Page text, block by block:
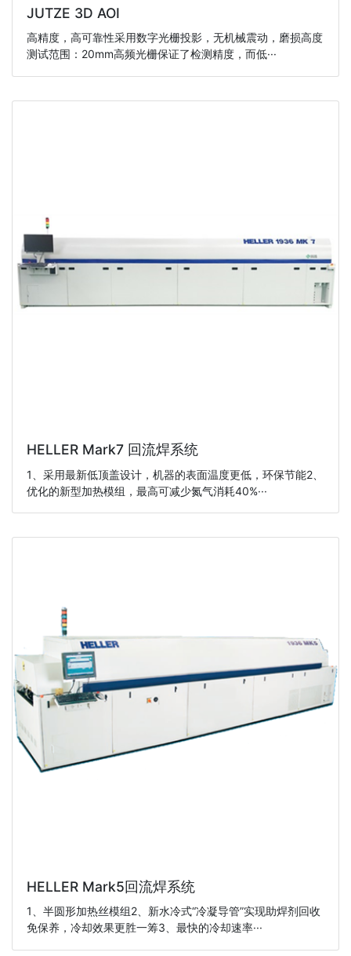
JUTZE 3D AOI
高精度，高可靠性采用数字光栅投影，无机械震动，磨损高度
测试范围：20mm高频光栅保证了检测精度，而低···
HELLER Mark7 回流焊系统
1、采用最新低顶盖设计，机器的表面温度更低，环保节能2、
优化的新型加热模组，最高可减少氮气消耗40%···
HELLER Mark5回流焊系统
1、半圆形加热丝模组2、新水冷式“冷凝导管”实现助焊剂回收
免保养，冷却效果更胜一筹3、最快的冷却速率···